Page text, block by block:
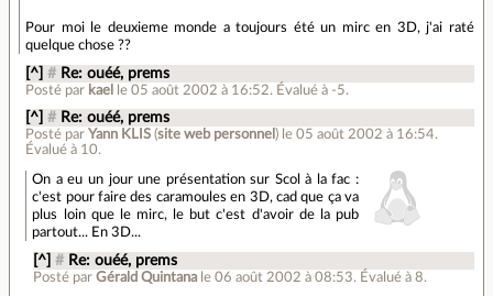
Pour moi le deuxieme monde a toujours été un mirc en 3D, j'ai raté
quelque chose ??
[^] # Re: ouéé, prems
Posté par kael le 05 août 2002 à 16:52. Évalué à -5.
[^] # Re: ouéé, prems
Posté parYann KLIS (site web personnel ) le 05 août 2002 à 16:54.
Évalué à 10.
On a eu un jour une présentation sur Scol à la fac :
c'est pour faire des caramoules en 3D, cad que ça va
plus loin que le mirc, le but c'est d'avoir de la pub
partout... En 3D...
[^] # Re: ouéé, prems
Posté par Gérald Quintana le 06 août 2002 à 08:53.Évalué à 8.